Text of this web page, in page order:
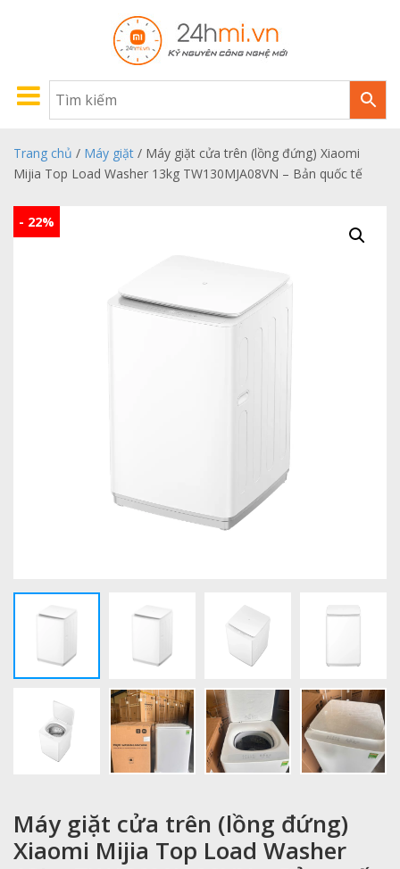
Trang chủ / Máy giặt / Máy giặt cửa trên (lồng đứng) Xiaomi
Mijia Top Load Washer 13kg TW130MJA08VN – Bản quốc tế
- 22%
Máy giặt cửa trên (lồng đứng)
Xiaomi Mijia Top Load Washer